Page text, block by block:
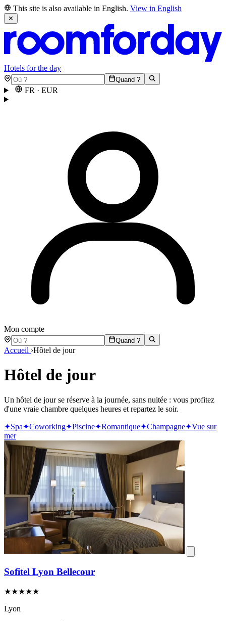
This site is also available in English. View in English
✕
Hotels for the day
Quand ?
FR · EUR
Mon compte
Quand ?
Accueil ›Hôtel de jour
Hôtel de jour
Un hôtel de jour se réserve à la journée, sans nuitée : vous profitez
d'une vraie chambre quelques heures et repartez le soir.
✦Spa✦Coworking✦Piscine✦Romantique✦Champagne✦Vue sur
mer
Sofitel Lyon Bellecour
★★★★★
Lyon